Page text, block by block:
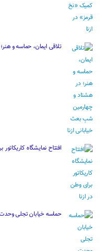
تلاقی ایمان، حماسه و
افتتاح نمایشگاه کاریکاتور
حماسه خیابان تجلی